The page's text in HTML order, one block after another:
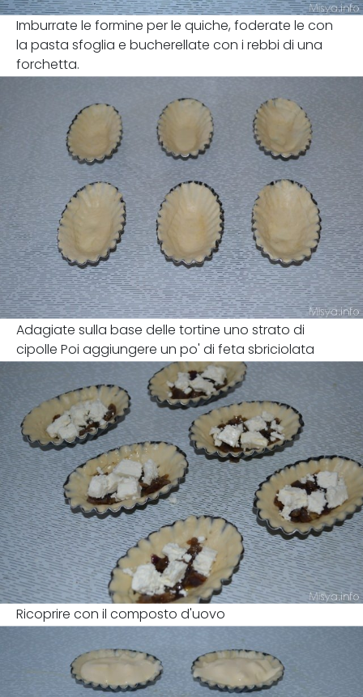
Imburrate le formine per le quiche, foderate le con
la pasta sfoglia e bucherellate con i rebbi di una
forchetta.
Adagiate sulla base delle tortine uno strato di
cipolle Poi aggiungere un po' di feta sbriciolata
Ricoprire con il composto d'uovo